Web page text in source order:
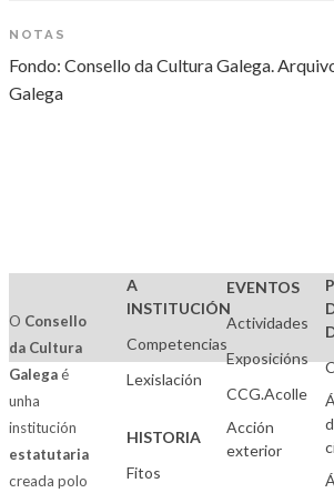
NOTAS
Fondo: Consello da Cultura Galega.
Galega
O Consello
da Cultura
Galegaé
unha
institución
estatutaria
creada polo
A
INSTITUCIÓN
Competencias
Lexislación
HISTORIA
Fitos
EVENTOS
Actividades
Exposicións
CCG.Acolle
Acción
exterior